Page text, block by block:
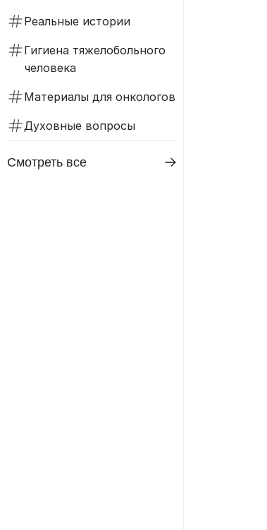
Реальные истории
Гигиена тяжелобольного
человека
Материалы для онкологов
Духовные вопросы
Смотреть все